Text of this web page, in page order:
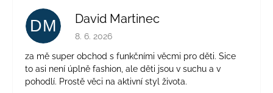
DM David Martinec
Hodnotenie obchodu je 5 z 5 hviezdičiek.
8. 6. 2026
za mě super obchod s funkčními věcmi pro děti. Sice
to asi není úplně fashion, ale děti jsou v suchu a v
pohodlí. Prostě věci na aktivní styl života.